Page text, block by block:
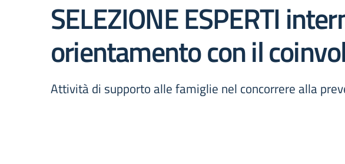
SELEZIONE ESPERTI
orientamento con il
Attività di supporto alle famiglie nel concorrere alla